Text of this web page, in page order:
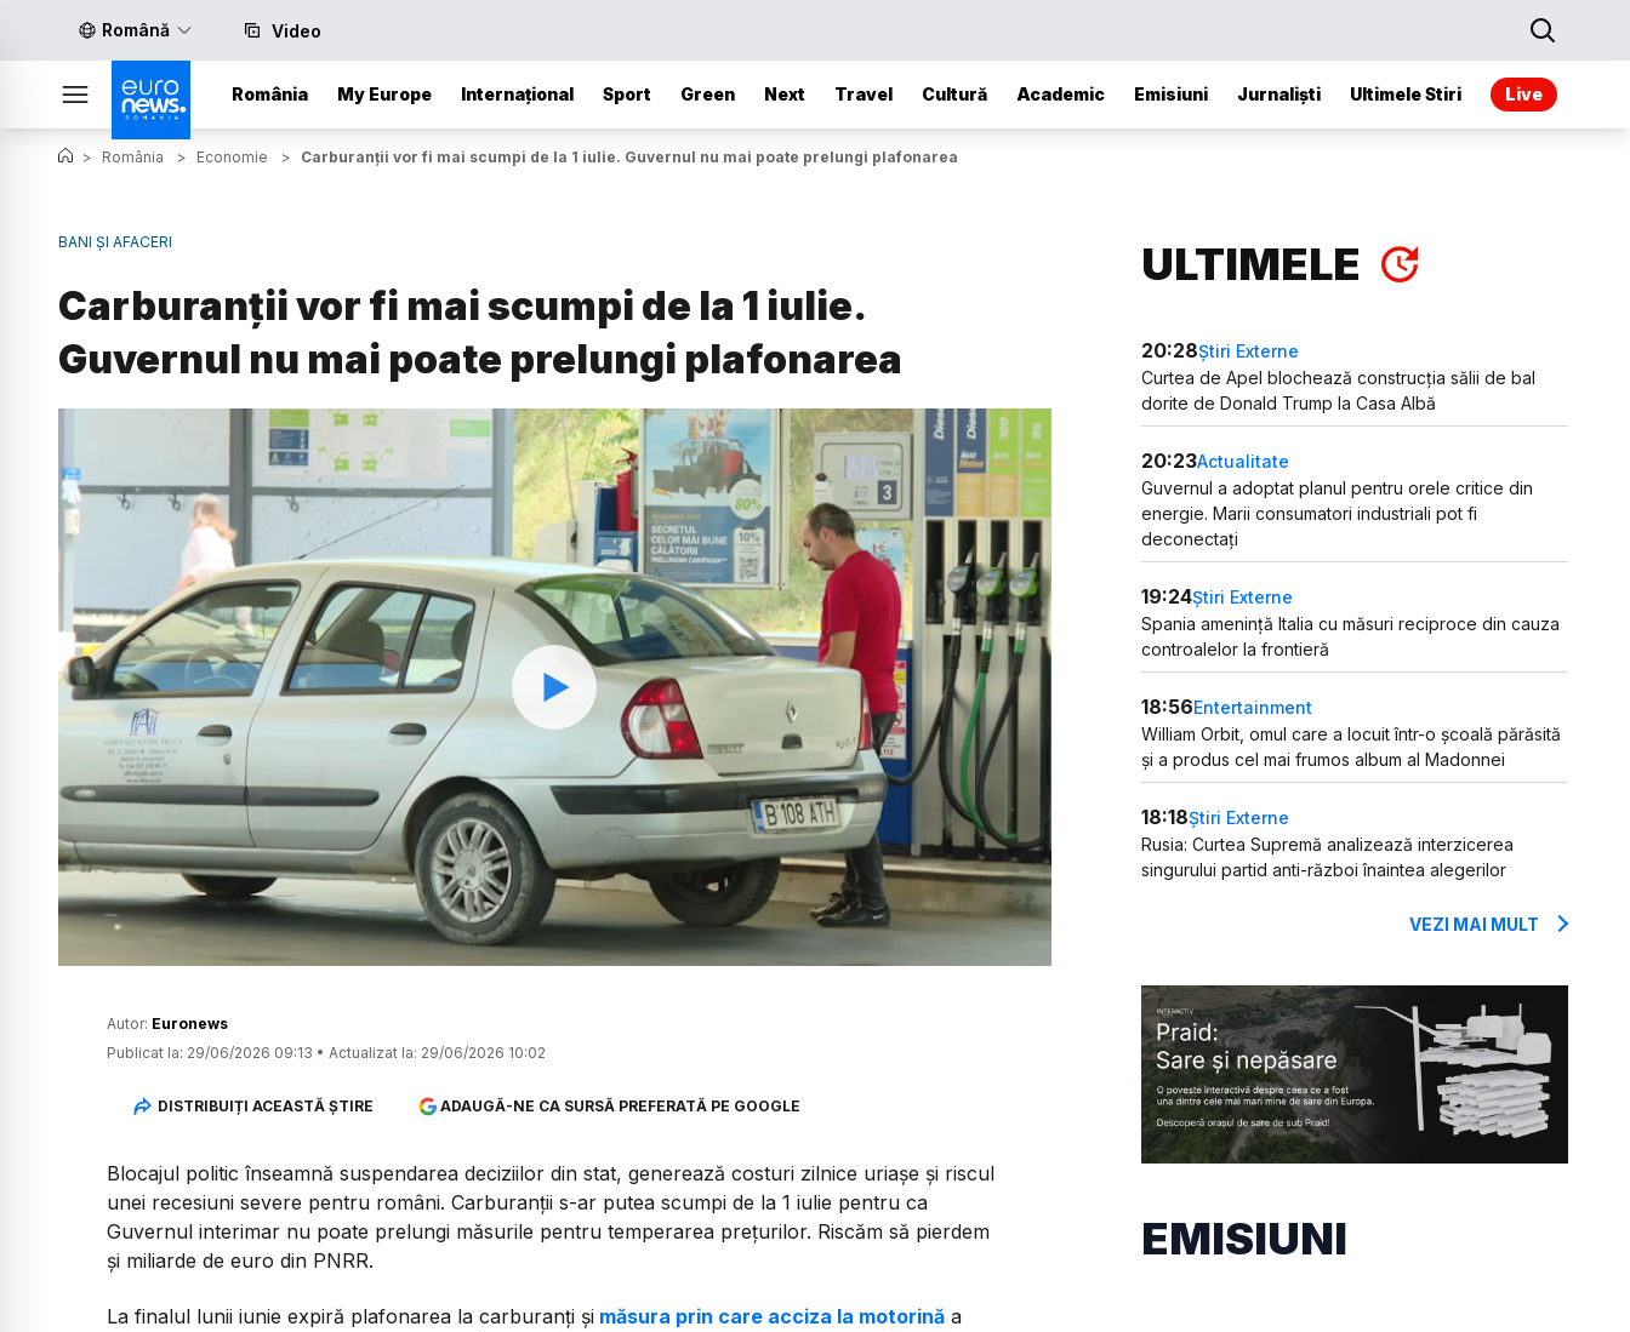
Română Video
România My Europe Internațional Sport Green Next Travel Cultură Academic Emisiuni Jurnaliști Ultimele Stiri Live
> România > Economie > Carburanții vor fi mai scumpi de la 1 iulie. Guvernul nu mai poate prelungi plafonarea
BANI ȘI AFACERI
Carburanții vor fi mai scumpi de la 1 iulie.
Guvernul nu mai poate prelungi plafonarea
Watch
Autor: Euronews
Publicat la: 29/06/2026 09:13 • Actualizat la: 29/06/2026 10:02
DISTRIBUIȚI ACEASTĂ ȘTIRE ADAUGĂ-NE CA SURSĂ PREFERATĂ PE GOOGLE
Blocajul politic înseamnă suspendarea deciziilor din stat, generează costuri zilnice uriașe și riscul
unei recesiuni severe pentru români. Carburanții s-ar putea scumpi de la 1 iulie pentru ca
Guvernul interimar nu poate prelungi măsurile pentru temperarea prețurilor. Riscăm să pierdem
și miliarde de euro din PNRR.
La finalul lunii iunie expiră plafonarea la carburanți și măsura prin care acciza la motorină a
ULTIMELE
20:28Știri Externe
Curtea de Apel blochează construcția sălii de bal
dorite de Donald Trump la Casa Albă
20:23Actualitate
Guvernul a adoptat planul pentru orele critice din
energie. Marii consumatori industriali pot fi
deconectați
19:24Știri Externe
Spania amenință Italia cu măsuri reciproce din cauza
controalelor la frontieră
18:56Entertainment
William Orbit, omul care a locuit într-o școală părăsită
și a produs cel mai frumos album al Madonnei
18:18Știri Externe
Rusia: Curtea Supremă analizează interzicerea
singurului partid anti-război înaintea alegerilor
VEZI MAI MULT
EMISIUNI